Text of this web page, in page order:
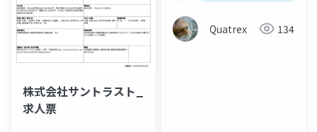
株式会社サントラスト_
求人票
Quatrex 134